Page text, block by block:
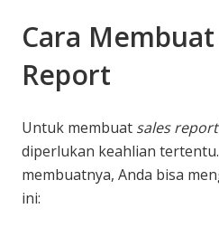
Cara Membuat
Report
Untuk membuat sales
diperlukan keahlian
membuatnya, Anda bisa
ini: